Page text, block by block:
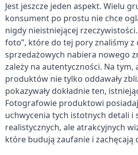
Jest jeszcze jeden aspekt. Wielu
konsument po prostu nie chce
nigdy nieistniejącej
foto”, które do tej pory znaliśmy z
sprzedażowych nabiera nowego
zależy na autentyczności. Na tym,
produktów nie tylko oddawały
pokazywały dokładnie ten,
Fotografowie produktowi
uchwycenia tych istotnych detali i
realistycznych, ale atrakcyjnych
które budują zaufanie i zachęcają